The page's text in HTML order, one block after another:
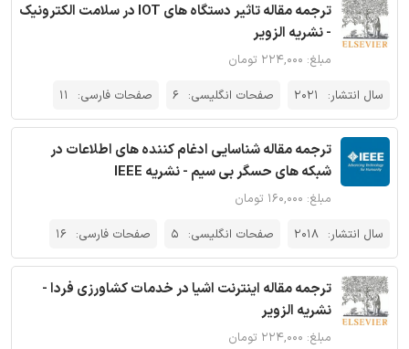
ترجمه مقاله تاثیر دستگاه های IOT در سلامت الکترونیک
- نشریه الزویر
مبلغ: ۲۲۴,۰۰۰ تومان
سال انتشار:
2021 صفحات انگلیسی: 6 صفحات فارسی: 11
ترجمه مقاله شناسایی ادغام کننده های اطلاعات در
شبکه های حسگر بی سیم - نشریه IEEE
مبلغ: ۱۶۰,۰۰۰ تومان
سال انتشار: 2018 صفحات انگلیسی: 5 صفحات فارسی: 16
ترجمه مقاله اینترنت اشیا در خدمات کشاورزی فردا -
نشریه الزویر
مبلغ: ۲۲۴,۰۰۰ تومان